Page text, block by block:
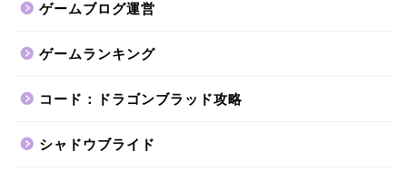
ゲームブログ運営
ゲームランキング
コード：ドラゴンブラッド攻略
シャドウブライド